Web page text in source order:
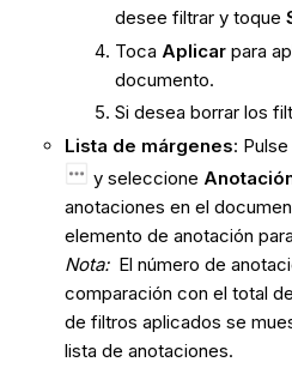
desee filtrar y toque
Toca Aplicarpara
documento.
Si desea borrar los
Lista de márgenes:
y seleccione
anotaciones en el
elemento de anotación
Nota: El número de
comparación con el total
de filtros aplicados se
lista de anotaciones.